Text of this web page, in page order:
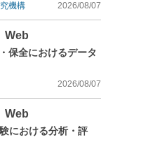
機構 2026/08/07
Web
保全におけるデータ
2026/08/07
Web
における分析・評